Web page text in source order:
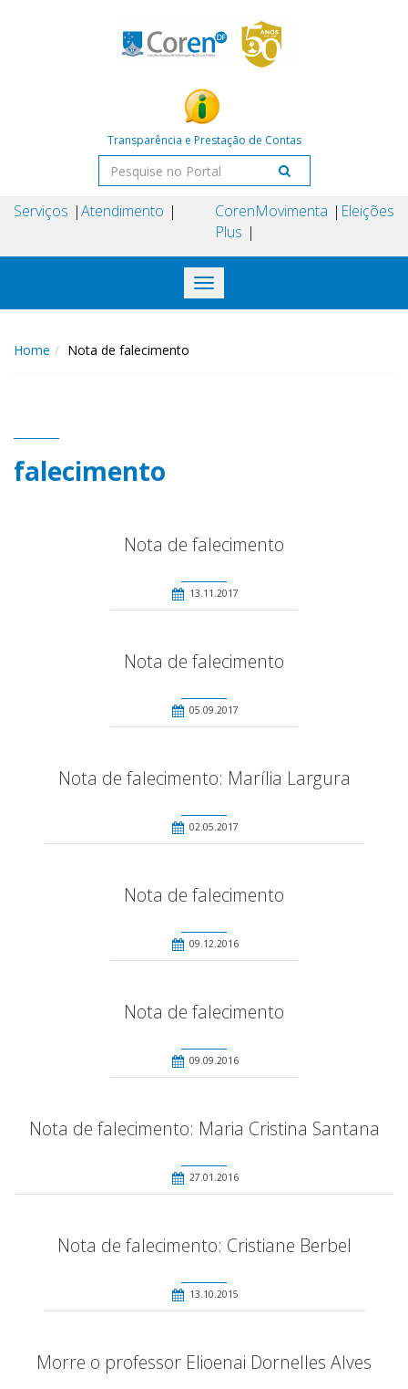
Transparência e Prestação de Contas
Serviços Atendimento
Coren
Plus
Movimenta Eleições
Toggle
navigation
Home Nota de falecimento
falecimento
Nota de falecimento
13.11.2017
Nota de falecimento
05.09.2017
Nota de falecimento: Marília Largura
02.05.2017
Nota de falecimento
09.12.2016
Nota de falecimento
09.09.2016
Nota de falecimento: Maria Cristina Santana
27.01.2016
Nota de falecimento: Cristiane Berbel
13.10.2015
Morre o professor Elioenai Dornelles Alves